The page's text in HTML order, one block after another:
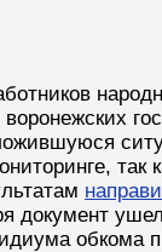
документ
обкома